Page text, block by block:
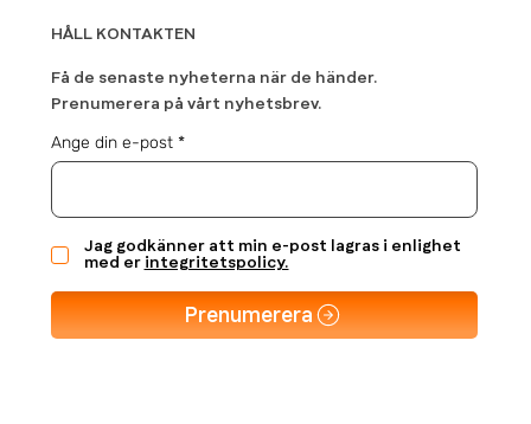
HÅLL KONTAKTEN
Få de senaste nyheterna när de händer.
Prenumerera på vårt nyhetsbrev.
Ange din e-post
Jag godkänner att min e-post lagras i enlighet
med er integritetspolicy.
Prenumerera